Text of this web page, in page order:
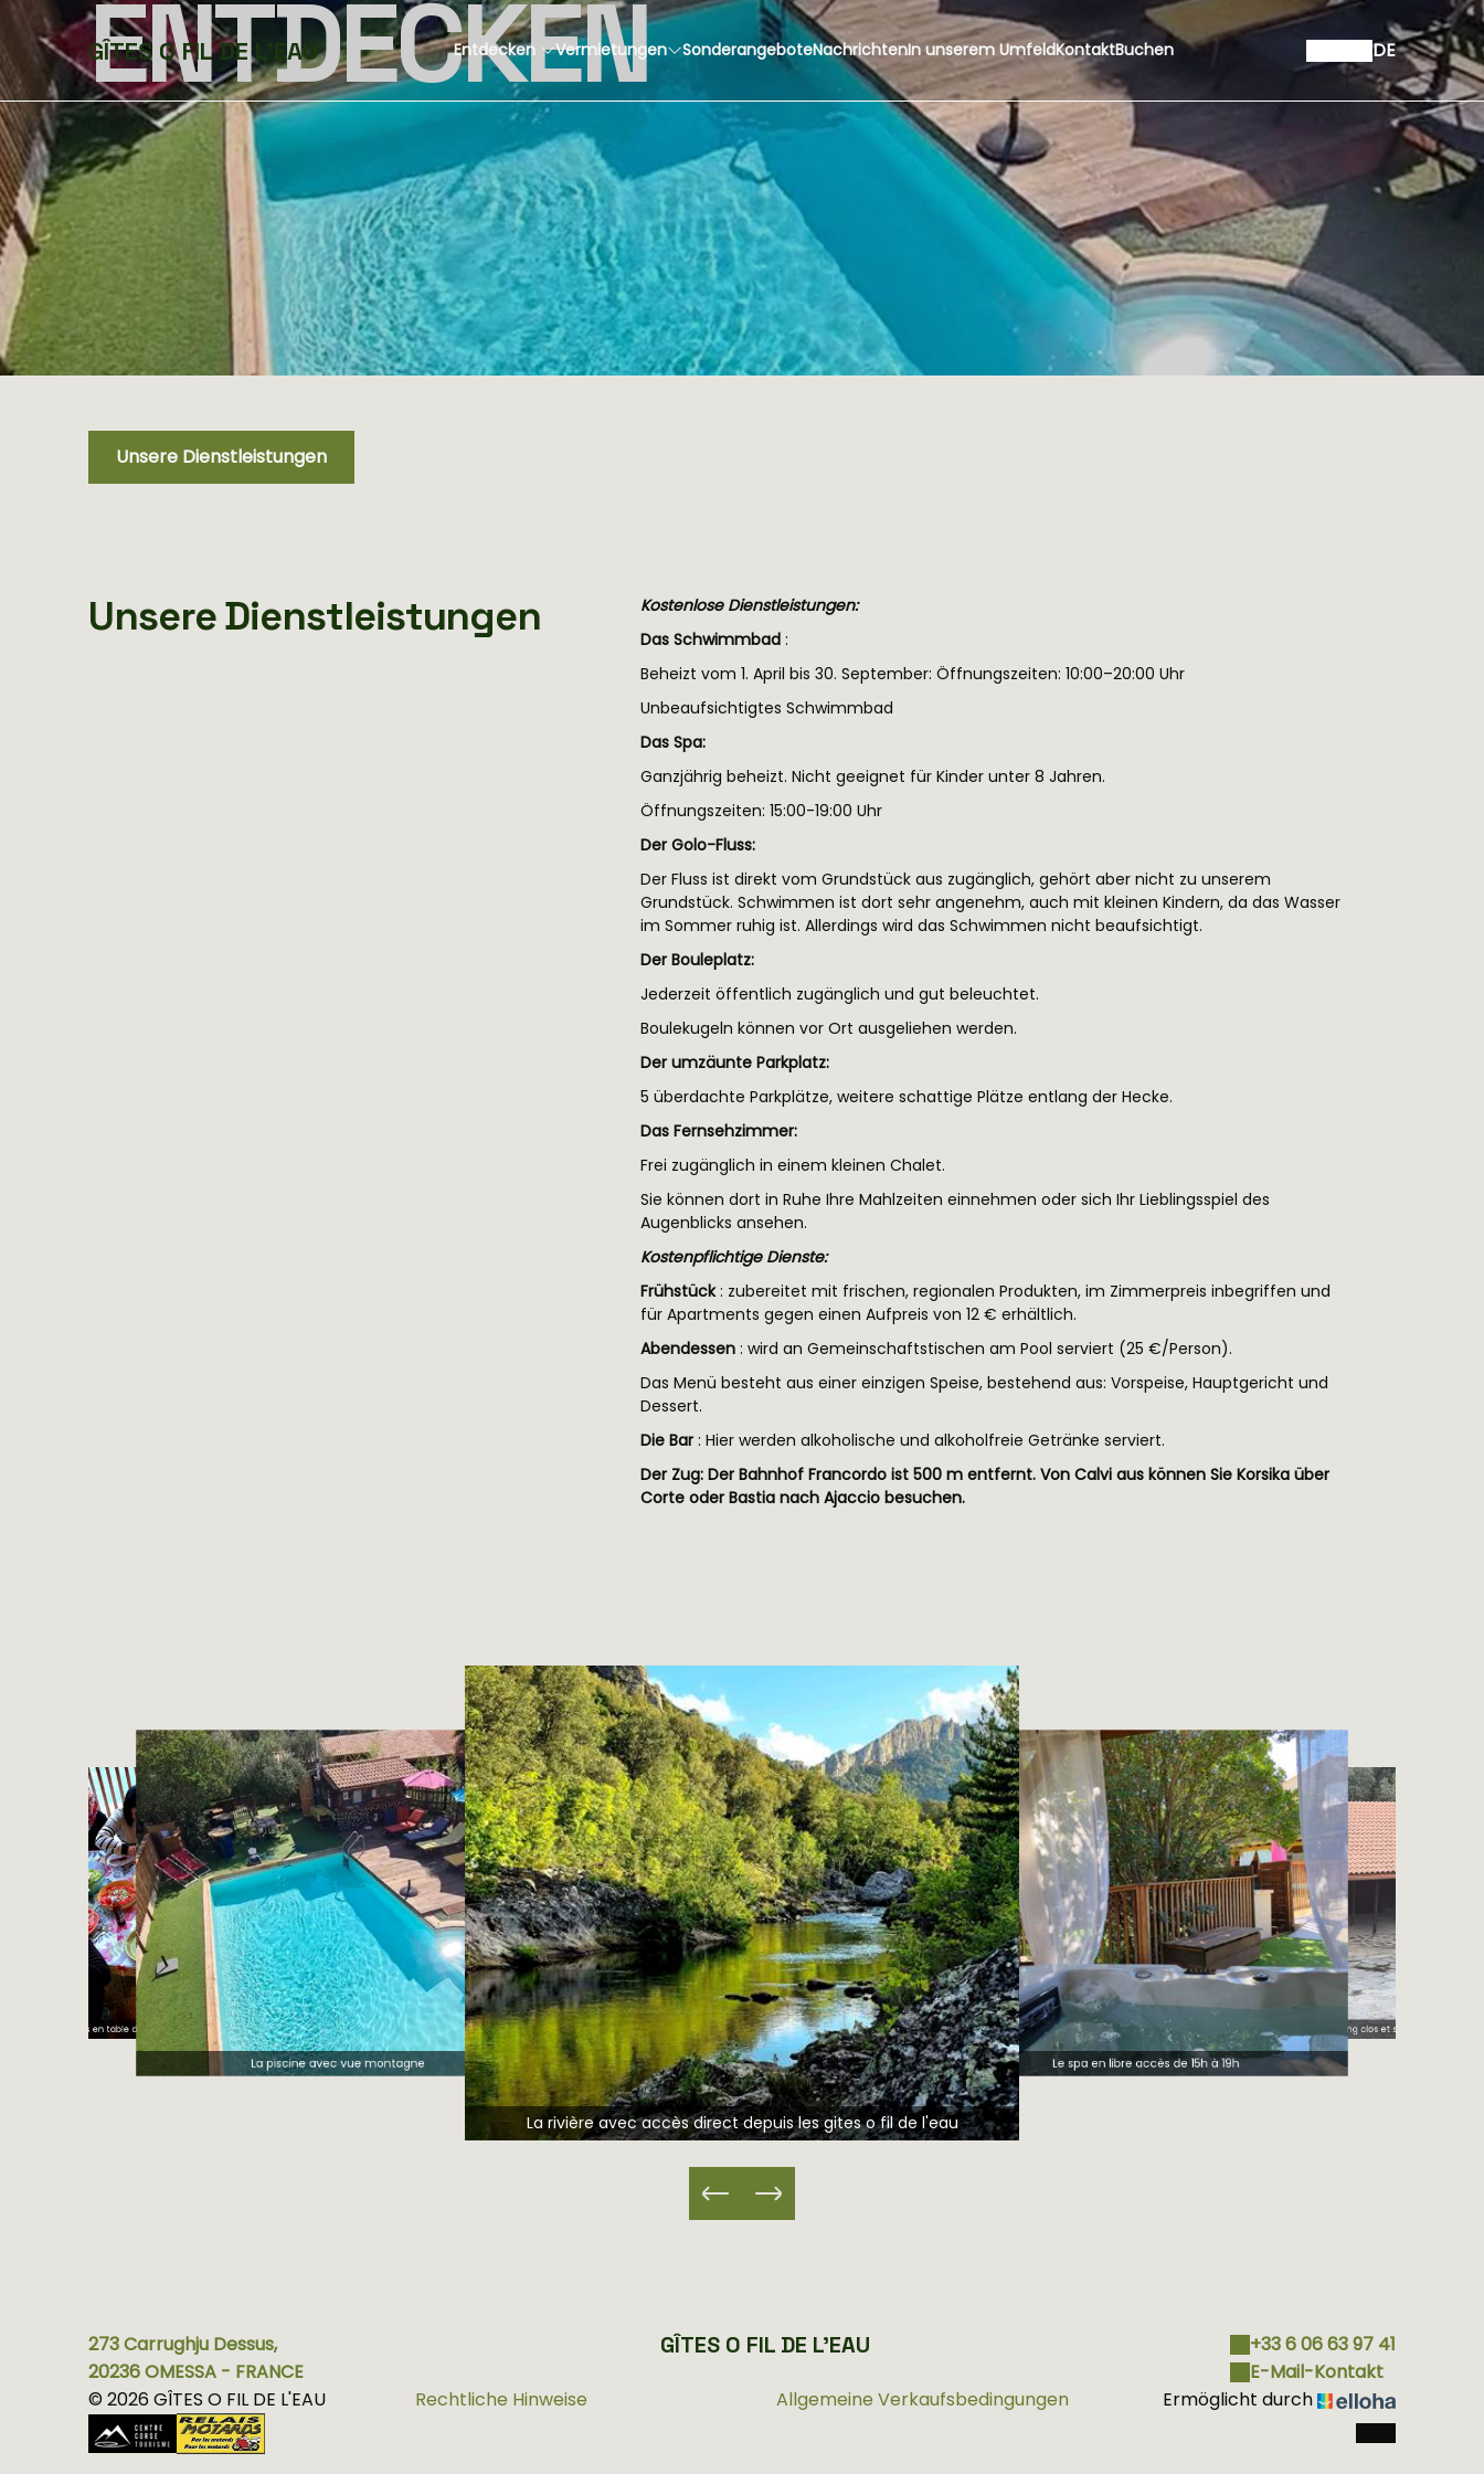
GÎTES O FIL DE L'EAU Entdecken Vermietungen SonderangeboteNachrichtenIn unserem UmfeldKontaktBuchen DE
ENTDECKEN
Unsere Dienstleistungen
Unsere Dienstleistungen
Kostenlose Dienstleistungen:
Das Schwimmbad :
Beheizt vom 1. April bis 30. September: Öffnungszeiten: 10:00–20:00 Uhr
Unbeaufsichtigtes Schwimmbad
Das Spa:
Ganzjährig beheizt. Nicht geeignet für Kinder unter 8 Jahren.
Öffnungszeiten: 15:00-19:00 Uhr
Der Golo-Fluss:
Der Fluss ist direkt vom Grundstück aus zugänglich, gehört aber nicht zu unserem
Grundstück. Schwimmen ist dort sehr angenehm, auch mit kleinen Kindern, da das Wasser
im Sommer ruhig ist. Allerdings wird das Schwimmen nicht beaufsichtigt.
Der Bouleplatz:
Jederzeit öffentlich zugänglich und gut beleuchtet.
Boulekugeln können vor Ort ausgeliehen werden.
Der umzäunte Parkplatz:
5 überdachte Parkplätze, weitere schattige Plätze entlang der Hecke.
Das Fernsehzimmer:
Frei zugänglich in einem kleinen Chalet.
Sie können dort in Ruhe Ihre Mahlzeiten einnehmen oder sich Ihr Lieblingsspiel des
Augenblicks ansehen.
Kostenpflichtige Dienste:
Frühstück: zubereitet mit frischen, regionalen Produkten, im Zimmerpreis inbegriffen und
für Apartments gegen einen Aufpreis von 12 € erhältlich.
Abendessen : wird an Gemeinschaftstischen am Pool serviert (25 €/Person).
Das Menü besteht aus einer einzigen Speise, bestehend aus: Vorspeise, Hauptgericht und
Dessert.
Die Bar : Hier werden alkoholische und alkoholfreie Getränke serviert.
Der Zug: Der Bahnhof Francordo ist 500 m entfernt. Von Calvi aus können Sie Korsika über
Corte oder Bastia nach Ajaccio besuchen.
La piscine avec vue montagne
La rivière avec accès direct depuis les gites o fil de l'eau
Le spa en libre accès de 15h à 19h
Parking clos et sécurisé
Les repas en table d'hotes
273 Carrughju Dessus,
20236 OMESSA - FRANCE
GÎTES O FIL DE L'EAU
+33 6 06 63 97 41
E-Mail-Kontakt
© 2026 GÎTES O FIL DE L'EAU
Rechtliche Hinweise Allgemeine Verkaufsbedingungen Ermöglicht durch